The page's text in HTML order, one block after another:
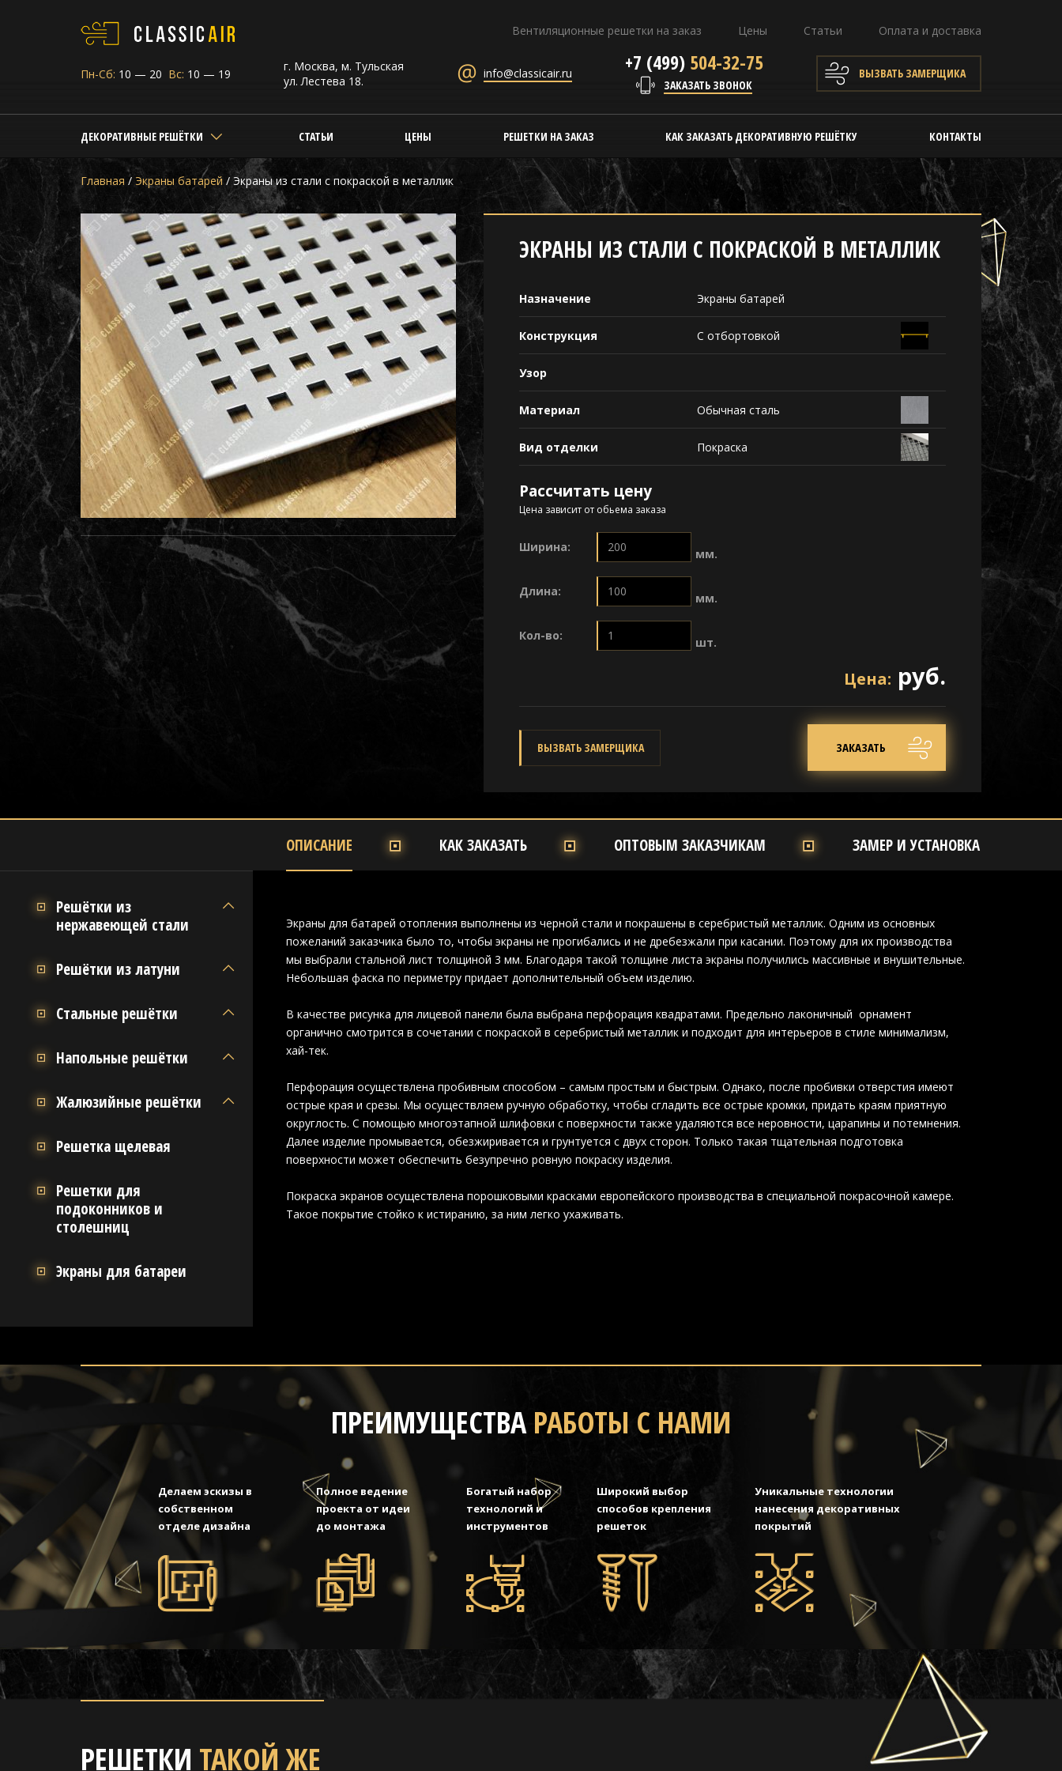
Вентиляционные решетки на заказ Цены Статьи Оплата и доставка
Пн-Сб: 10 — 20 Вс: 10 — 19
г. Москва, м. Тульская
ул. Лестева 18.
info@classicair.ru +7 (499)504-32-75
ЗАКАЗАТЬ ЗВОНОК
ВЫЗВАТЬ ЗАМЕРЩИКА
ДЕКОРАТИВНЫЕ РЕШЁТКИ СТАТЬИ ЦЕНЫ РЕШЕТКИ НА ЗАКАЗ КАК ЗАКАЗАТЬ ДЕКОРАТИВНУЮ РЕШЁТКУ КОНТАКТЫ
Главная / Экраны батарей / Экраны из стали с покраской в металлик
ЭКРАНЫ ИЗ СТАЛИ С ПОКРАСКОЙ В МЕТАЛЛИК
Назначение Экраны батарей
Конструкция С отбортовкой
Узор
Материал Обычная сталь
Вид отделки Покраска
Рассчитать цену
Цена зависит от обьема заказа
Ширина: мм.
Длина: мм.
Кол-во: шт.
Цена: руб.
ВЫЗВАТЬ ЗАМЕРЩИКА ЗАКАЗАТЬ
ОПИСАНИЕ КАК ЗАКАЗАТЬ ОПТОВЫМ ЗАКАЗЧИКАМ ЗАМЕР И УСТАНОВКА
Экраны для батарей отопления выполнены из черной стали и покрашены в серебристый металлик. Одним из основных
пожеланий заказчика было то, чтобы экраны не прогибались и не дребезжали при касании. Поэтому для их производства
мы выбрали стальной лист толщиной 3 мм. Благодаря такой толщине листа экраны получились массивные и внушительные.
Небольшая фаска по периметру придает дополнительный объем изделию.
В качестве рисунка для лицевой панели была выбрана перфорация квадратами. Предельно лаконичный орнамент
органично смотрится в сочетании с покраской в серебристый металлик и подходит для интерьеров в стиле минимализм,
хай-тек.
Перфорация осуществлена пробивным способом – самым простым и быстрым. Однако, после пробивки отверстия имеют
острые края и срезы. Мы осуществляем ручную обработку, чтобы сгладить все острые кромки, придать краям приятную
округлость. С помощью многоэтапной шлифовки с поверхности также удаляются все неровности, царапины и потемнения.
Далее изделие промывается, обезжиривается и грунтуется с двух сторон. Только такая тщательная подготовка
поверхности может обеспечить безупречно ровную покраску изделия.
Покраска экранов осуществлена порошковыми красками европейского производства в специальной покрасочной камере.
Такое покрытие стойко к истиранию, за ним легко ухаживать.
Решётки из
нержавеющей стали
Решётки из латуни
Стальные решётки
Напольные решётки
Жалюзийные решётки
Решетка щелевая
Решетки для
подоконников и
столешниц
Экраны для батареи
ПРЕИМУЩЕСТВАРАБОТЫ С НАМИ
Делаем эскизы в
собственном
отделе дизайна
Полное ведение
проекта от идеи
до монтажа
Богатый набор
технологий и
инструментов
Широкий выбор
способов крепления
решеток
Уникальные технологии
нанесения декоративных
покрытий
РЕШЕТКИ ТАКОЙ ЖЕ